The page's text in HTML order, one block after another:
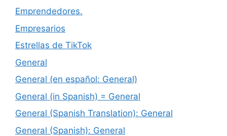
Emprendedores.
Empresarios
Estrellas de TikTok
General
General (en español: General)
General (in Spanish) = General
General (Spanish Translation): General
General (Spanish): General